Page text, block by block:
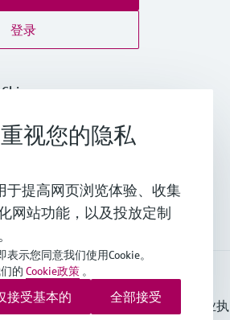
登录
Services AG ©版权所有
数据保护通用条款与条件规范及营业
视您的隐私
于提高网页浏览体验、收集
网站功能，以及投放定制
表示您同意我们使用Cookie。
的 Cookie政策 。
接受基本的 全部接受